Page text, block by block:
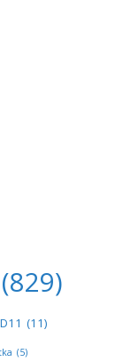
(829)
(11)
(5)